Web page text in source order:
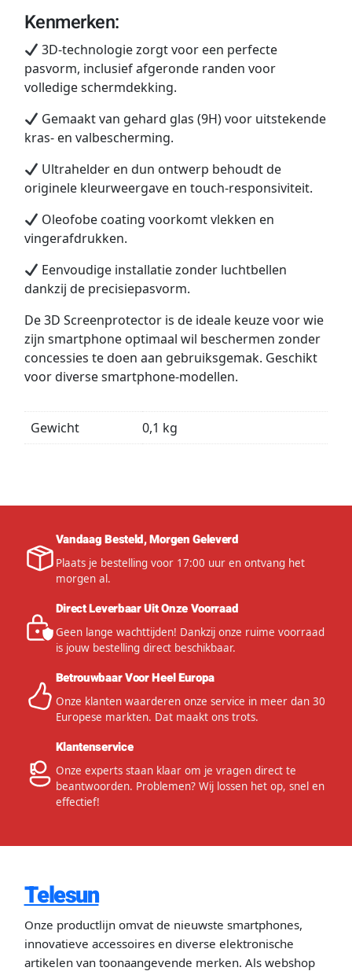
Kenmerken:
3D-technologie zorgt voor een perfecte
pasvorm, inclusief afgeronde randen voor
volledige schermdekking.
Gemaakt van gehard glas (9H) voor uitstekende
kras- en valbescherming.
Ultrahelder en dun ontwerp behoudt de
originele kleurweergave en touch-responsiviteit.
Oleofobe coating voorkomt vlekken en
vingerafdrukken.
Eenvoudige installatie zonder luchtbellen
dankzij de precisiepasvorm.
De 3D Screenprotector is de ideale keuze voor wie
zijn smartphone optimaal wil beschermen zonder
concessies te doen aan gebruiksgemak. Geschikt
voor diverse smartphone-modellen.
Gewicht 0,1 kg
Vandaag Besteld, Morgen Geleverd
Plaats je bestelling voor 17:00 uur en ontvang het
morgen al.
Direct Leverbaar Uit Onze Voorraad
Geen lange wachttijden! Dankzij onze ruime voorraad
is jouw bestelling direct beschikbaar.
Betrouwbaar Voor Heel Europa
Onze klanten waarderen onze service in meer dan 30
Europese markten. Dat maakt ons trots.
Klantenservice
Onze experts staan klaar om je vragen direct te
beantwoorden. Problemen? Wij lossen het op, snel en
effectief!
Telesun
Onze productlijn omvat de nieuwste smartphones,
innovatieve accessoires en diverse elektronische
artikelen van toonaangevende merken. Als webshop